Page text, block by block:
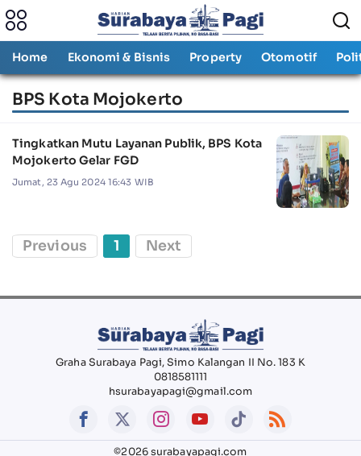
Home Ekonomi & Bisnis Property Otomotif
BPS Kota Mojokerto
Tingkatkan Mutu Layanan Publik, BPS Kota
Mojokerto Gelar FGD
Jumat, 23 Agu 2024 16:43 WIB
Previous 1 Next
Graha Surabaya Pagi, Simo Kalangan II No. 183 K
0818581111
hsurabayapagi@gmail.com
©2026 surabayapagi.com